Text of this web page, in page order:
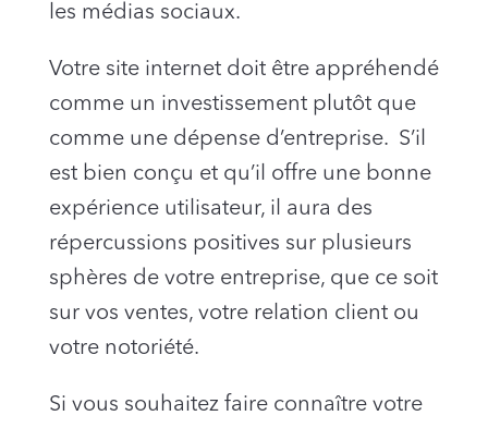
les médias sociaux.
Votre site internet doit être appréhendé
comme un investissement plutôt que
comme une dépense d’entreprise. S’il
est bien conçu et qu’il offre une bonne
expérience utilisateur, il aura des
répercussions positives sur plusieurs
sphères de votre entreprise, que ce soit
sur vos ventes, votre relation client ou
votre notoriété.
Si vous souhaitez faire connaître votre